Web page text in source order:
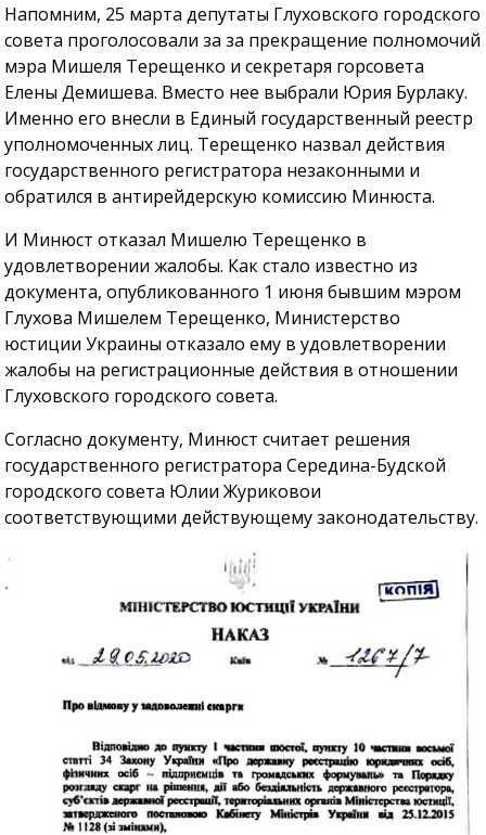
Напомним, 25 марта депутаты Глуховского городского
совета проголосовали за за прекращение полномочий
мэра Мишеля Терещенко и секретаря горсовета
Елены Демишева. Вместо нее выбрали Юрия Бурлаку.
Именно его внесли в Единый государственный реестр
уполномоченных лиц. Терещенко назвал действия
государственного регистратора незаконными и
обратился в антирейдерскую комиссию Минюста.
И Минюст отказал Мишелю Терещенко в
удовлетворении жалобы. Как стало известно из
документа, опубликованного 1 июня бывшим мэром
Глухова Мишелем Терещенко, Министерство
юстиции Украины отказало ему в удовлетворении
жалобы на регистрационные действия в отношении
Глуховского городского совета.
Согласно документу, Минюст считает решения
государственного регистратора Середина-Будской
городского совета Юлии Журиковои
соответствующими действующему законодательству.